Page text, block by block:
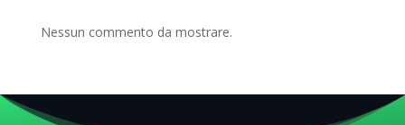
Nessun commento da mostrare.